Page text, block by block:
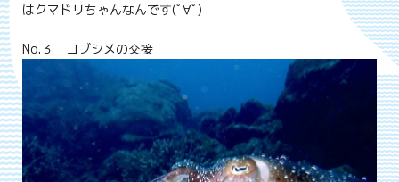
はクマドリちゃんなんです(ﾟ∀ﾟ)
No.３ コブシメの交接